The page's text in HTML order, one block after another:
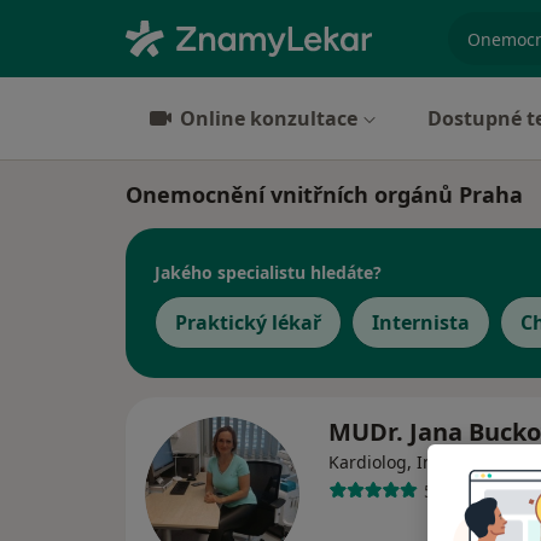
Online konzultace Dostupné
Onemocnění vnitřních orgánů Praha
Jakého specialistu hledáte?
Praktický lékař Internista
MUDr. Jana
Kardiolog, Internista
5 názorů